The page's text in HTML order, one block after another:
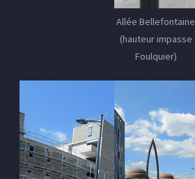
Allée Bellefontaine
(hauteur impasse
Foulquier)